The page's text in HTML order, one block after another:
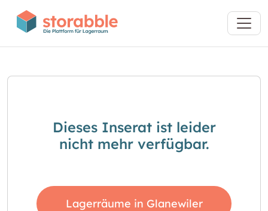
Dieses Inserat ist leider
nicht mehr verfügbar.
Lagerräume in Glanewiler